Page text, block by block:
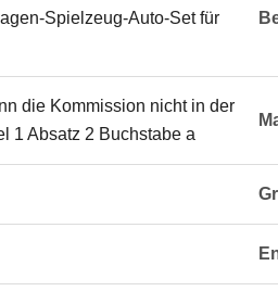
Spielzeug-Auto-Set für
die Kommission nicht in der
1 Absatz 2 Buchstabe a